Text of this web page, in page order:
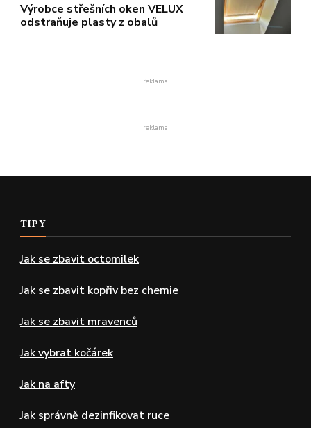
Výrobce střešních oken VELUX
odstraňuje plasty z obalů
reklama
reklama
TIPY
Jak se zbavit octomilek
Jak se zbavit kopřiv bez chemie
Jak se zbavit mravenců
Jak vybrat kočárek
Jak na afty
Jak správně dezinfikovat ruce